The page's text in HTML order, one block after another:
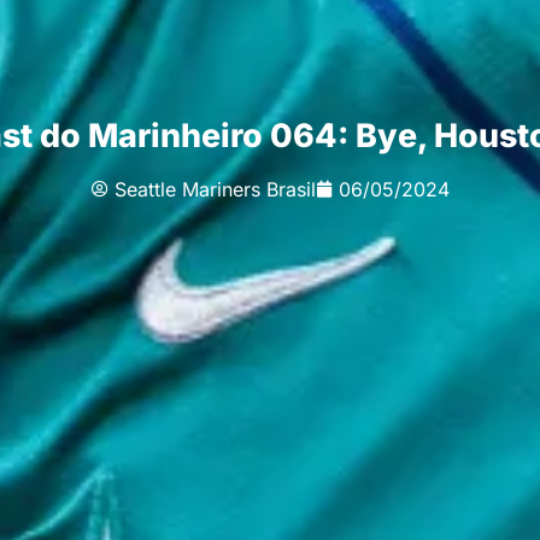
do Marinheiro 064: Bye,
Seattle Mariners Brasil 06/05/2024